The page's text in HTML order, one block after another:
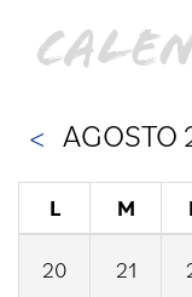
< AGOSTO
L M
20 21